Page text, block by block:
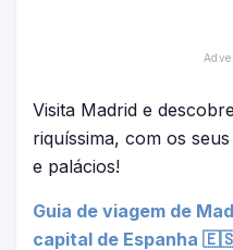
Visita Madrid e
riquíssima, com os
e palácios!
Guia de viagem de
capital de Espanha